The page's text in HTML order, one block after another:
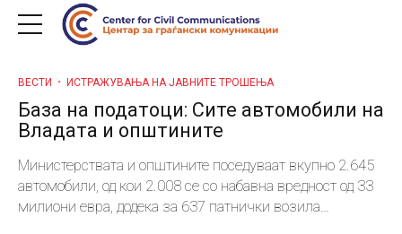
ВЕСТИ ИСТРАЖУВАЊА НА ЈАВНИТЕ ТРОШЕЊА
База на податоци: Сите автомобили на
Владата и општините
Министерствата и општините поседуваат вкупно 2.645
автомобили, од кои 2.008 се со набавна вредност од 33
милиони евра, додека за 637 патнички возила